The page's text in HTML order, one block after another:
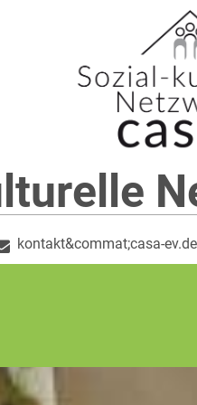
kontakt&commat;casa-ev.de